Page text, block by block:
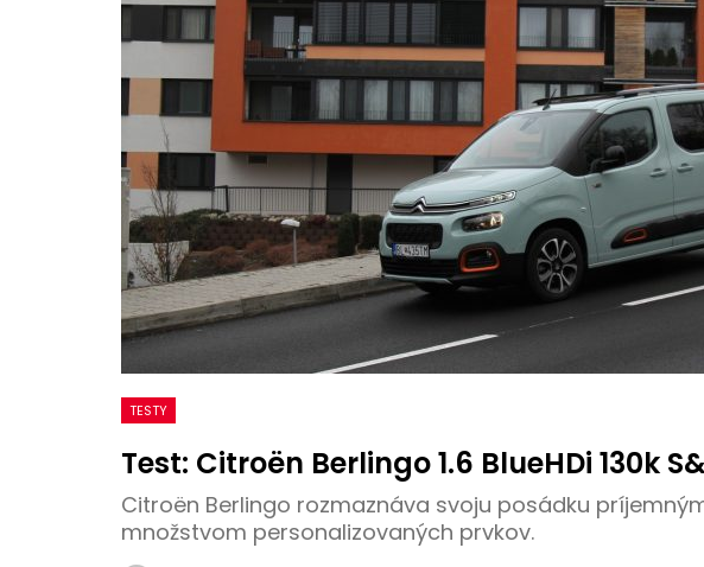
TESTY
Test: Citroën Berlingo 1.6 BlueHDi 130k
Citroën Berlingo rozmaznáva svoju posádku
množstvom personalizovaných prvkov.